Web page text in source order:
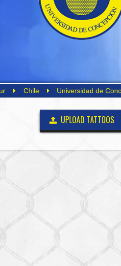
Chile Universidad de
UPLOAD TATTOOS